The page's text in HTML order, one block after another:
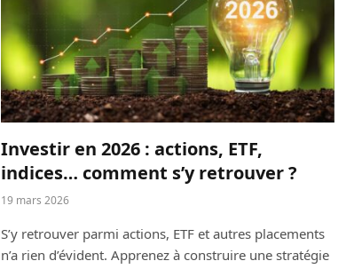
Investir en 2026 : actions, ETF,
indices… comment s’y retrouver ?
19 mars 2026
S’y retrouver parmi actions, ETF et autres placements
n’a rien d’évident. Apprenez à construire une stratégie